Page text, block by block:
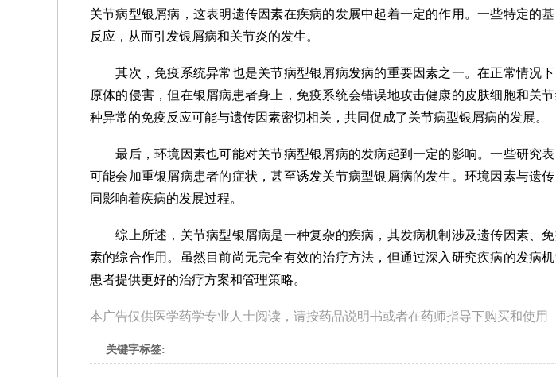
关节病型银屑病，这表明遗传因素在疾病的发展中起着一定的作用。一些特定的
反应，从而引发银屑病和关节炎的发生。
其次，免疫系统异常也是关节病型银屑病发病的重要因素之一。在正常情况下
原体的侵害，但在银屑病患者身上，免疫系统会错误地攻击健康的皮肤细胞和关
种异常的免疫反应可能与遗传因素密切相关，共同促成了关节病型银屑病的发展。
最后，环境因素也可能对关节病型银屑病的发病起到一定的影响。一些研究表
可能会加重银屑病患者的症状，甚至诱发关节病型银屑病的发生。环境因素与遗
同影响着疾病的发展过程。
综上所述，关节病型银屑病是一种复杂的疾病，其发病机制涉及遗传因素、免
素的综合作用。虽然目前尚无完全有效的治疗方法，但通过深入研究疾病的发病
患者提供更好的治疗方案和管理策略。
本广告仅供医学药学专业人士阅读，请按药品说明书或者在药师指导下购买和使用
关键字标签: